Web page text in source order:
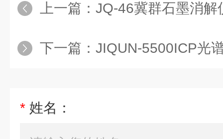
上一篇： JQ-46冀群石墨消解
下一篇： JIQUN-5500ICP光
* 姓名：